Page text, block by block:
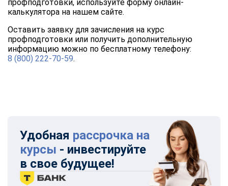
профподготовки, используйте форму онлайн-
калькулятора на нашем сайте.
Оставить заявку для зачисления на курс
профподготовки или получить дополнительную
информацию можно по бесплатному телефону:
8 (800) 222-70-59.
Удобная рассрочка на
курсы - инвестируйте
в свое будущее!